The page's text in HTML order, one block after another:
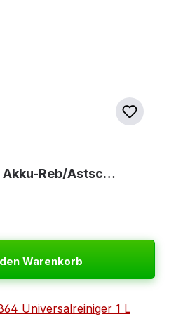
Akku-Reb/Astsc…
Warenkorb